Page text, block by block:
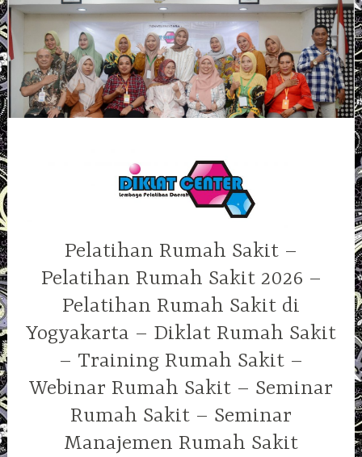
Skip
to
content
Pelatihan Rumah Sakit –
Pelatihan Rumah Sakit 2026 –
Pelatihan Rumah Sakit di
Yogyakarta – Diklat Rumah Sakit
– Training Rumah Sakit –
Webinar Rumah Sakit – Seminar
Rumah Sakit – Seminar
Manajemen Rumah Sakit